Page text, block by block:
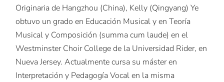
Originaria de Hangzhou (China), Kelly (Qingyang) Ye
obtuvo un grado en Educación Musical y en Teoría
Musical y Composición (summa cum laude) en el
Westminster Choir College de la Universidad Rider, en
Nueva Jersey. Actualmente cursa su máster en
Interpretación y Pedagogía Vocal en la misma